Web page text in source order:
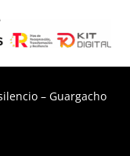
– Guargacho